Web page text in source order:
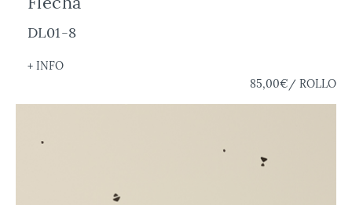
DL01-8
+ INFO
85,00€ / ROLLO